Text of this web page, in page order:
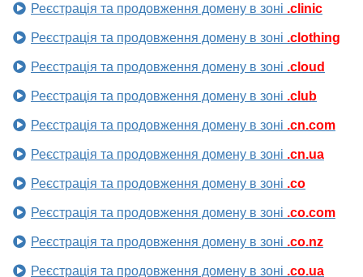
Реєстрація та продовження домену в зоні .clinic
Реєстрація та продовження домену в зоні .clothing
Реєстрація та продовження домену в зоні .cloud
Реєстрація та продовження домену в зоні .club
Реєстрація та продовження домену в зоні .cn.com
Реєстрація та продовження домену в зоні .cn.ua
Реєстрація та продовження домену в зоні .co
Реєстрація та продовження домену в зоні .co.com
Реєстрація та продовження домену в зоні .co.nz
Реєстрація та продовження домену в зоні .co.ua